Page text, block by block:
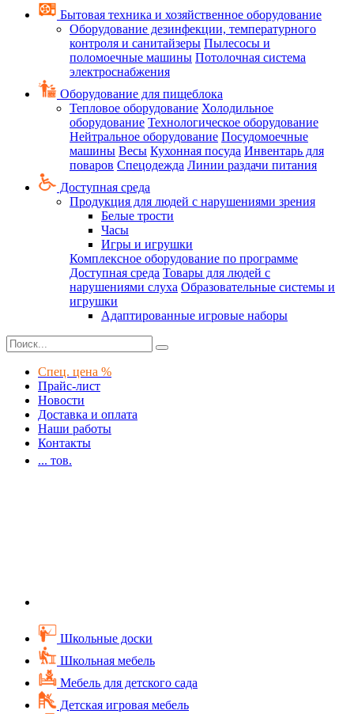
Бытовая техника и хозяйственное оборудование
Оборудование дезинфекции, температурного
контроля и санитайзеры Пылесосы и
поломоечные машины Потолочная система
электроснабжения
Оборудование для пищеблока
Тепловое оборудование Холодильное
оборудование Технологическое оборудование
Нейтральное оборудование Посудомоечные
машины Весы Кухонная посуда Инвентарь для
поваров Спецодежда Линии раздачи питания
Доступная среда
Продукция для людей с нарушениями зрения
Белые трости
Часы
Игры и игрушки
Комплексное оборудование по программе
Доступная среда Товары для людей с
нарушениями слуха Образовательные системы и
игрушки
Адаптированные игровые наборы
Спец. цена %
Прайс-лист
Новости
Доставка и оплата
Наши работы
Контакты
... тов.
Школьные доски
Школьная мебель
Мебель для детского сада
Детская игровая мебель